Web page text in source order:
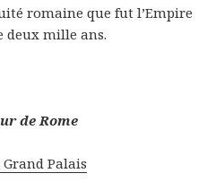
romaine que fut l’Empire
deux mille ans.
de Rome
Palais